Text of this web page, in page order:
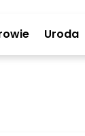
Uroda